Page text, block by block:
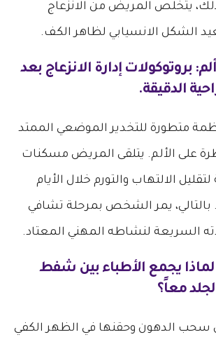
يتخلص المريض من الانزعاج
الشكل الانسيابي لظاهر الكف.
بروتوكولات إدارة الانزعاج بعد
الدقيقة.
متطورة للتخدير الموضعي الممتد
على الألم. يتلقى المريض مسكنات
الالتهاب والتورم خلال الأيام
بالتالي، يمر الشخص بمرحلة تشافي
السريعة لنشاطه المهني المعتاد.
لماذا يجمع الأطباء بين شفط
معاً؟
سحب الدهون وحقنها في الظهر الكفي